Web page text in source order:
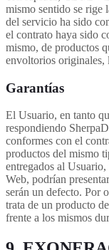
mismo sentido se rige
del servicio ha sido
el contrato haya sido
mismo, de productos
envoltorios originales,
Garantías
El Usuario, en tanto
respondiendo
conformes con el
productos del mismo
entregados al
Web, podrían
serán un defecto. Por
trata de un producto
frente a los mismos